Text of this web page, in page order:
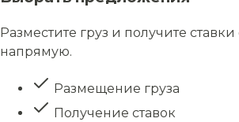
Разместите груз и получите
напрямую.
Размещение груза
Получение ставок